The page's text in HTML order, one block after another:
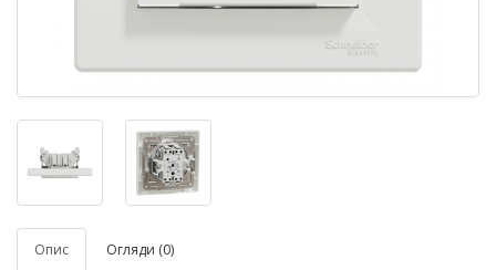
Опис Огляди (0)